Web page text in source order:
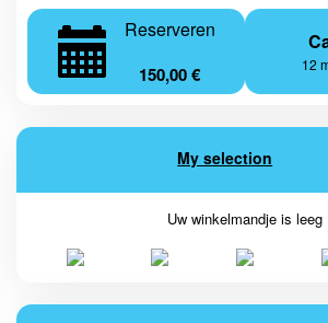
Reserveren
150,00 € 12
My selection
Uw winkelmandje is leeg